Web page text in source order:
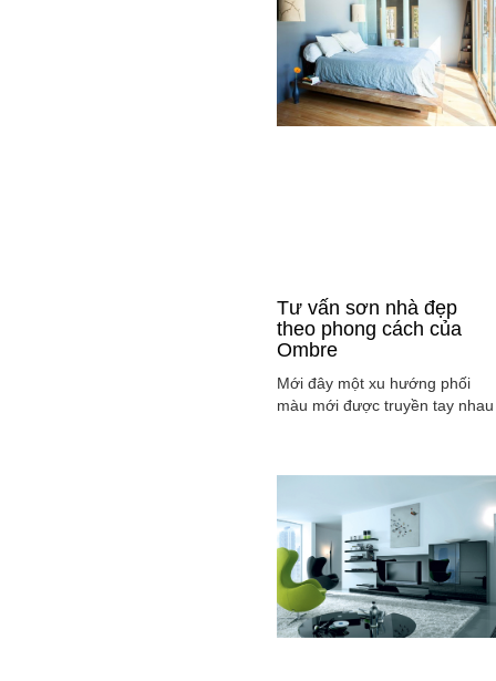
Tư vấn sơn nhà đẹp
theo phong cách của
Ombre
Mới đây một xu hướng phối
màu mới được truyền tay nhau
Ombre, cách phối màu sắc tinh
tế sao cho màu sắc chuyển
từ tông nhạt sang đậm, từ
sang tối hay ngược lại. Cùng
tìm hiểu phong các này qua
việc ...